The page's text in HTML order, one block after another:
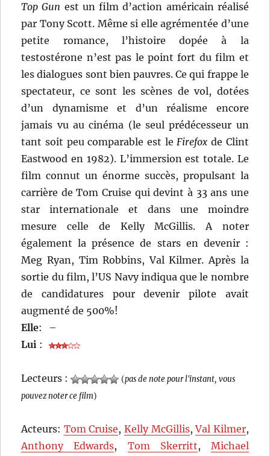
Top Gun est un film d’action américain réalisé
par Tony Scott. Même si elle agrémentée d’une
petite romance, l’histoire dopée à la
testostérone n’est pas le point fort du film et
les dialogues sont bien pauvres. Ce qui frappe le
spectateur, ce sont les scènes de vol, dotées
d’un dynamisme et d’un réalisme encore
jamais vu au cinéma (le seul prédécesseur un
tant soit peu comparable est leFirefox de Clint
Eastwood en 1982). L’immersion est totale. Le
film connut un énorme succès, propulsant la
carrière de Tom Cruise qui devint à 33 ans une
star internationale et dans une moindre
mesure celle de Kelly McGillis. A noter
également la présence de stars en devenir :
Meg Ryan, Tim Robbins, Val Kilmer. Après la
sortie du film, l’US Navy indiqua que le nombre
de candidatures pour devenir pilote avait
augmenté de 500%!
Elle:
–
Lui :
Lecteurs : (pas de note pour l'instant, vous
pouvez noter ce film)
Acteurs: Tom Cruise,Kelly McGillis,Val Kilmer,
Anthony Edwards, Tom Skerritt, Michael